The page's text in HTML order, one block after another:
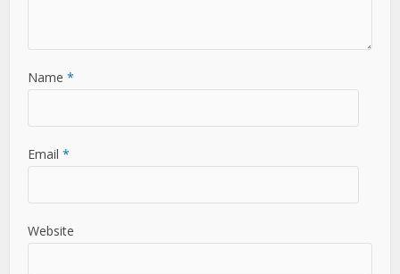
Name *
Email *
Website